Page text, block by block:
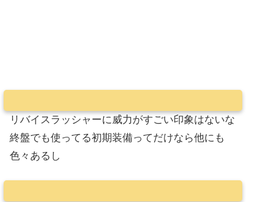
リバイスラッシャーに威力がすごい印象はないな
終盤でも使ってる初期装備ってだけなら他にも
色々あるし